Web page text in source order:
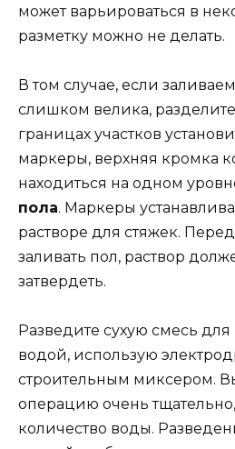
может варьироваться в
разметку можно не делать.
В том случае, если
слишком велика,
границах участков
маркеры, верхняя кромка
находиться на одном
пола. Маркеры
растворе для стяжек.
заливать пол, раствор
затвердеть.
Разведите сухую смесь
водой, использую
строительным миксером.
операцию очень
количество воды.